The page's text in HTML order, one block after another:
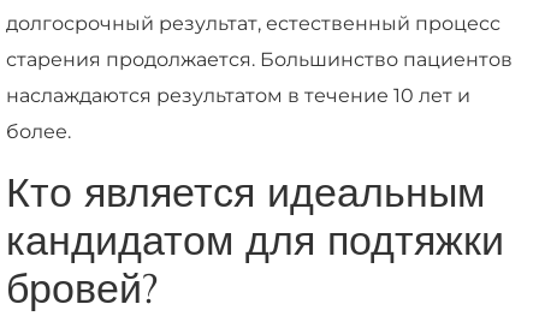
долгосрочный результат, естественный процесс
старения продолжается. Большинство пациентов
наслаждаются результатом в течение 10 лет и
более.
Кто является идеальным
кандидатом для подтяжки
бровей?